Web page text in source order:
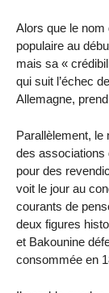
Alors que le nom
populaire au
mais sa «
qui suit l’échec
Allemagne,
Parallèlement,
des associations
pour des
voit le jour au
courants de
deux figures
et Bakounine
consommée en